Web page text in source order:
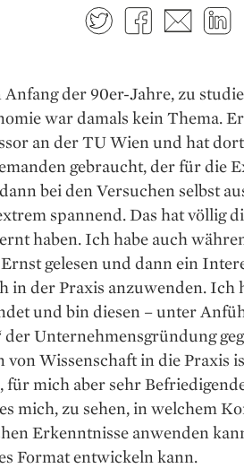
TwitterFacebook
E-mail
Anfang der 90er-Jahre, zu
war damals kein Thema.
an der TU Wien und hat
gebraucht, der für die
bei den Versuchen selbst
spannend. Das hat völlig
haben. Ich habe auch
gelesen und dann ein
in der Praxis anzuwenden. Ich
und bin diesen – unter
der Unternehmensgründung
Wissenschaft in die Praxis
für mich aber sehr
mich, zu sehen, in welchem
Erkenntnisse anwenden
Format entwickeln kann.